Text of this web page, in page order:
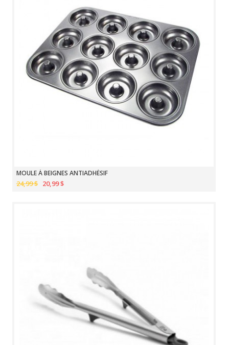
MOULE À BEIGNES ANTIADHÉSIF
24,99 $ 20,99 $